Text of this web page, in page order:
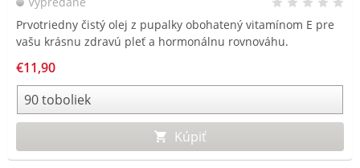
Prvotriedny čistý olej z pupalky obohatený vitamínom E pre
vašu krásnu zdravú pleť a hormonálnu rovnováhu.
€11,90
Kúpiť